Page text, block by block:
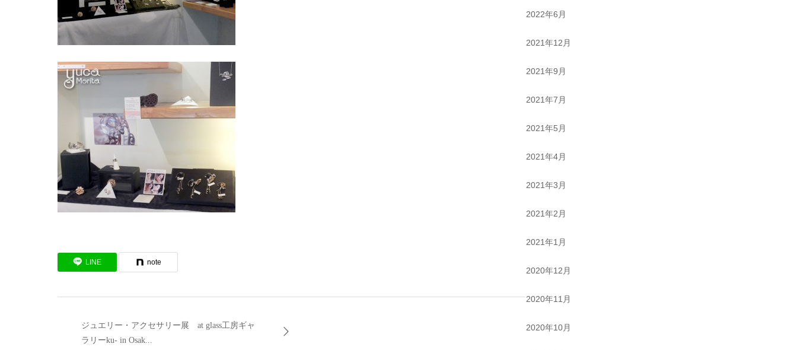
LINE note
ジュエリー・アクセサリー展 at glass工房ギャ
ラリーku- in Osak...
2022年6月
2021年12月
2021年9月
2021年7月
2021年5月
2021年4月
2021年3月
2021年2月
2021年1月
2020年12月
2020年11月
2020年10月